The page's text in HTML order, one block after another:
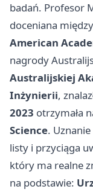
badań. Profesor
doceniana
American
nagrody
Australijskiej
Inżynierii,
2023 otrzymała
Science.
listy i przyciąga
który ma realne
na podstawie: